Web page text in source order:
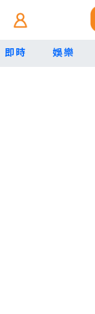
即時 娛樂